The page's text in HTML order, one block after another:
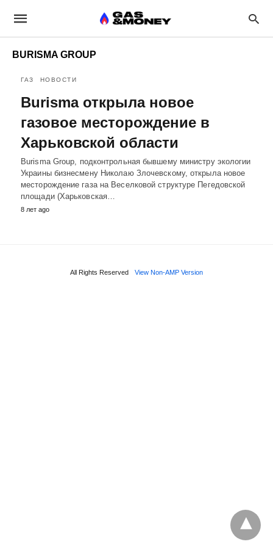
BURISMA GROUP
ГАЗ НОВОСТИ
Burisma открыла новое
газовое месторождение в
Харьковской области
Burisma Group, подконтрольная бывшему министру экологии
Украины бизнесмену Николаю Злочевскому, открыла новое
месторождение газа на Веселковой структуре Пегедовской
площади (Харьковская…
8 лет ago
All Rights Reserved View Non-AMP Version